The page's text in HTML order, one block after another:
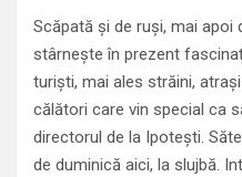
Scăpată şi de ruşi, mai apoi
stârneşte în prezent
turişti, mai ales străini,
călători care vin special ca
directorul de la Ipoteşti.
de duminică aici, la slujbă.